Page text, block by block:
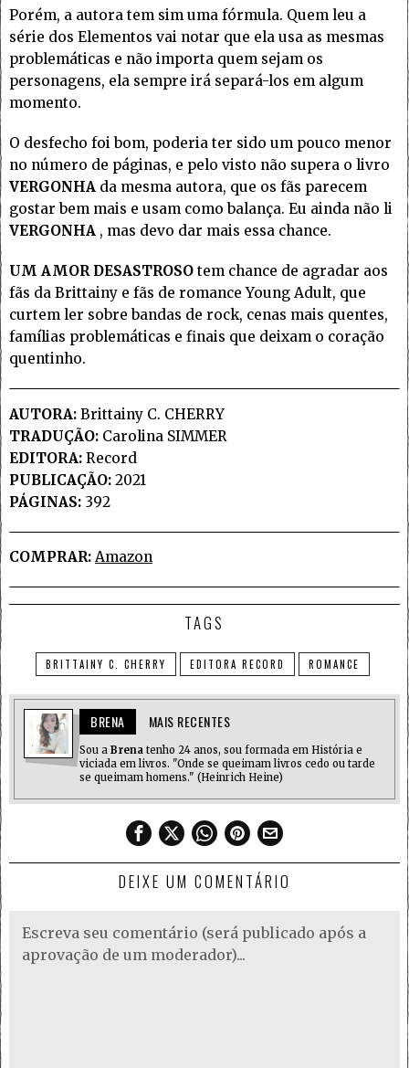
Porém, a autora tem sim uma fórmula. Quem leu a
série dos Elementos vai notar que ela usa as mesmas
problemáticas e não importa quem sejam os
personagens, ela sempre irá separá-los em algum
momento.
O desfecho foi bom, poderia ter sido um pouco menor
no número de páginas, e pelo visto não supera o livro
VERGONHA da mesma autora, que os fãs parecem
gostar bem mais e usam como balança. Eu ainda não li
VERGONHA , mas devo dar mais essa chance.
UM AMOR DESASTROSO tem chance de agradar aos
fãs da Brittainy e fãs de romance Young Adult, que
curtem ler sobre bandas de rock, cenas mais quentes,
famílias problemáticas e finais que deixam o coração
quentinho.
AUTORA: Brittainy C. CHERRY
TRADUÇÃO: Carolina SIMMER
EDITORA: Record
PUBLICAÇÃO: 2021
PÁGINAS: 392
COMPRAR: Amazon
TAGS
BRITTAINY C. CHERRY EDITORA RECORD ROMANCE
BRENA MAIS RECENTES
Sou a Brena tenho 24 anos, sou formada em História e
viciada em livros. "Onde se queimam livros cedo ou tarde
se queimam homens." (Heinrich Heine)
DEIXE UM COMENTÁRIO